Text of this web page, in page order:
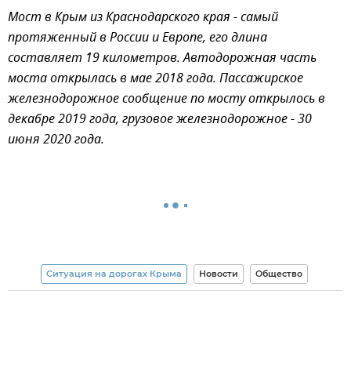
Мост в Крым из Краснодарского края - самый
протяженный в России и Европе, его длина
составляет 19 километров. Автодорожная часть
моста открылась в мае 2018 года. Пассажирское
железнодорожное сообщение по мосту открылось в
декабре 2019 года, грузовое железнодорожное - 30
июня 2020 года.
Ситуация на дорогах Крыма Новости Общество